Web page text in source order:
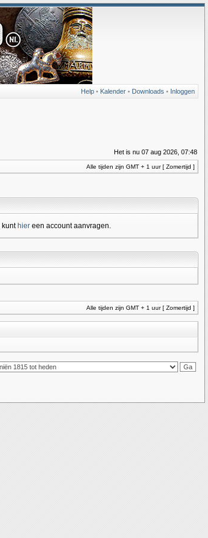
Help • Kalender • Downloads • Inloggen
Het is nu 07 aug 2026, 07:48
Alle tijden zijn GMT + 1 uur [ Zomertijd ]
kunt hiereen account aanvragen.
Alle tijden zijn GMT + 1 uur [ Zomertijd ]